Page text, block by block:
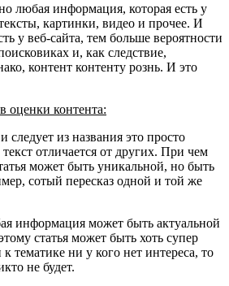
любая информация, которая есть у
картинки, видео и прочее. И
у веб-сайта, тем больше вероятности
и, как следствие,
контент контенту рознь. И это
оценки контента:
следует из названия это просто
отличается от других. При чем
может быть уникальной, но быть
сотый пересказ одной и той же
информация может быть актуальной
статья может быть хоть супер
тематике ни у кого нет интереса, то
не будет.